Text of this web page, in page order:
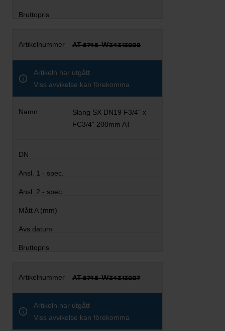
AT 5745-W34313202
Artikeln har utgått
Viss avvikelse kan förekomma
Slang SX DN19 F3/4" x
FC3/4" 200mm AT
AT 5745-W34313207
Artikeln har utgått
Viss avvikelse kan förekomma